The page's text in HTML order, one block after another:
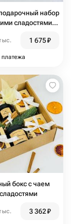
набор
сладостями
1 675₽
платежа
бокс с чаем
3 362₽